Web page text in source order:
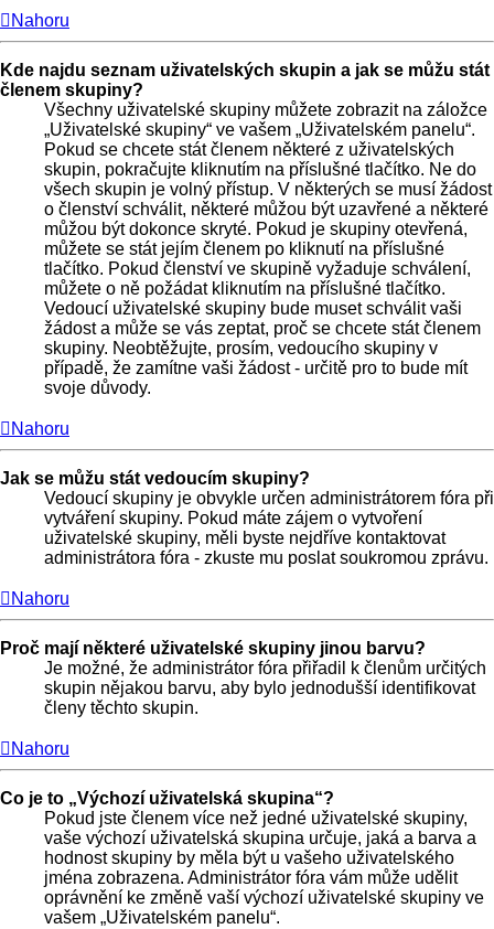
Nahoru
Kde najdu seznam uživatelských skupin a jak se můžu stát
členem skupiny?
Všechny uživatelské skupiny můžete zobrazit na záložce
„Uživatelské skupiny“ ve vašem „Uživatelském panelu“.
Pokud se chcete stát členem některé z uživatelských
skupin, pokračujte kliknutím na příslušné tlačítko. Ne do
všech skupin je volný přístup. V některých se musí žádost
o členství schválit, některé můžou být uzavřené a některé
můžou být dokonce skryté. Pokud je skupiny otevřená,
můžete se stát jejím členem po kliknutí na příslušné
tlačítko. Pokud členství ve skupině vyžaduje schválení,
můžete o ně požádat kliknutím na příslušné tlačítko.
Vedoucí uživatelské skupiny bude muset schválit vaši
žádost a může se vás zeptat, proč se chcete stát členem
skupiny. Neobtěžujte, prosím, vedoucího skupiny v
případě, že zamítne vaši žádost - určitě pro to bude mít
svoje důvody.
Nahoru
Jak se můžu stát vedoucím skupiny?
Vedoucí skupiny je obvykle určen administrátorem fóra při
vytváření skupiny. Pokud máte zájem o vytvoření
uživatelské skupiny, měli byste nejdříve kontaktovat
administrátora fóra - zkuste mu poslat soukromou zprávu.
Nahoru
Proč mají některé uživatelské skupiny jinou barvu?
Je možné, že administrátor fóra přiřadil k členům určitých
skupin nějakou barvu, aby bylo jednodušší identifikovat
členy těchto skupin.
Nahoru
Co je to „Výchozí uživatelská skupina“?
Pokud jste členem více než jedné uživatelské skupiny,
vaše výchozí uživatelská skupina určuje, jaká a barva a
hodnost skupiny by měla být u vašeho uživatelského
jména zobrazena. Administrátor fóra vám může udělit
oprávnění ke změně vaší výchozí uživatelské skupiny ve
vašem „Uživatelském panelu“.